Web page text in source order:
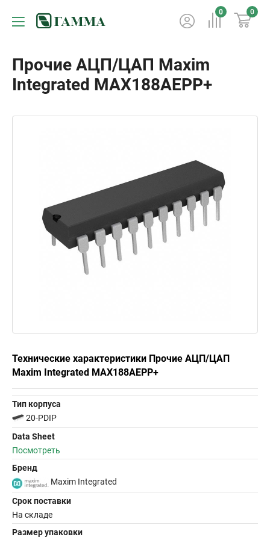
0 0
Прочие АЦП/ЦАП Maxim
Integrated MAX188AEPP+
Технические характеристики Прочие АЦП/ЦАП
Maxim Integrated MAX188AEPP+
Тип корпуса
20-PDIP
Data Sheet
Посмотреть
Бренд
Maxim Integrated
Срок поставки
На складе
Размер упаковки